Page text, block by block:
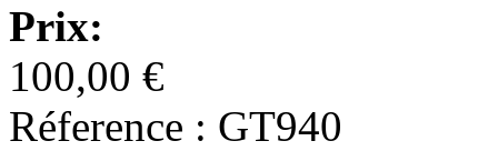
Prix:
100,00 €
Réference : GT940